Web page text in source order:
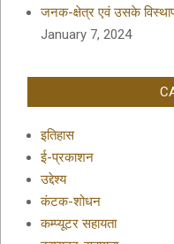
जनक-क्षेत्र एवं उसके
January 7, 2024
इतिहास
ई-प्रकाशन
उद्देश्य
कंटक-शोधन
कम्प्यूटर सहायता